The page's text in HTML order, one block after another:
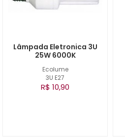
Ecolume
3U E27
Lâmpada Eletronica 3U
25W 6000K
R$ 10,90